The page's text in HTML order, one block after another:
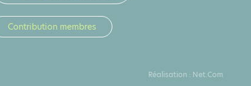
Contribution membres
Réalisation : Net.Com